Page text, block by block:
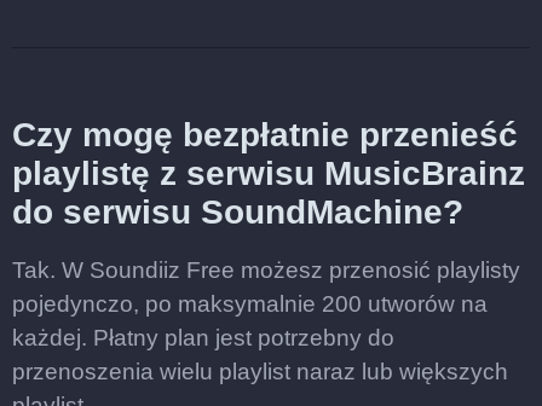
Czy mogę bezpłatnie przenieść
playlistę z serwisu MusicBrainz
do serwisu SoundMachine?
Tak. W Soundiiz Free możesz przenosić playlisty
pojedynczo, po maksymalnie 200 utworów na
każdej. Płatny plan jest potrzebny do
przenoszenia wielu playlist naraz lub większych